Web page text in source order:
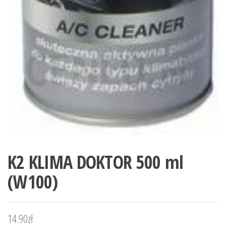
K2 KLIMA DOKTOR 500 ml
(W100)
14.90zł